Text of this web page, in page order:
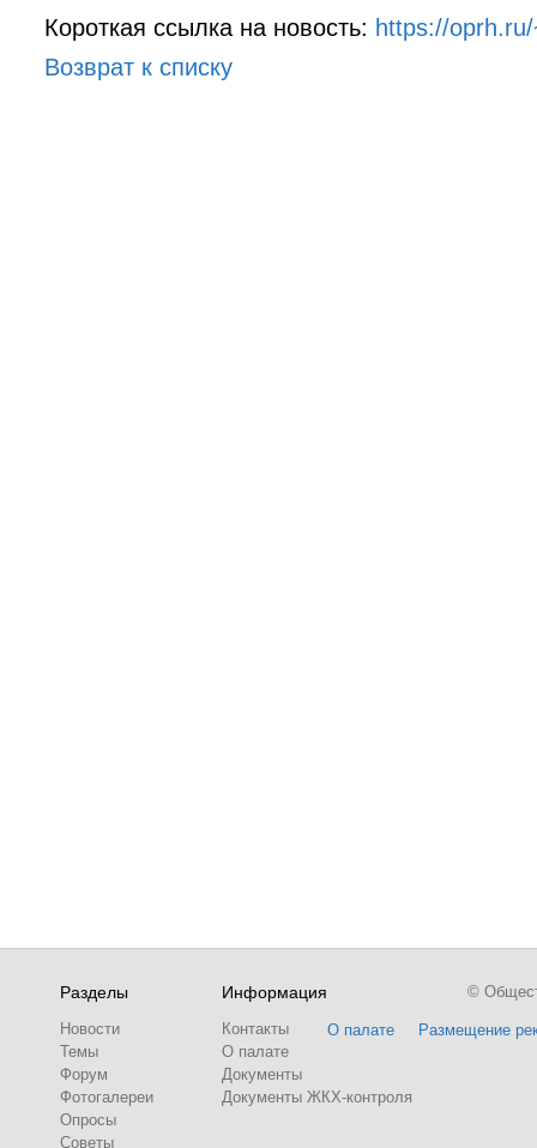
Короткая ссылка на новость: https://
Возврат к списку
Разделы
Новости
Темы
Форум
Фотогалереи
Опросы
Советы
Информация
Контакты
О палате
Документы
Документы ЖКХ-контроля
О палате Размещение
©